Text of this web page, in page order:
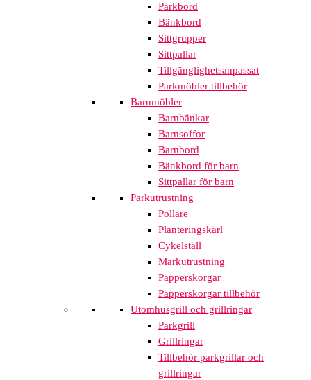
Parkbord
Bänkbord
Sittgrupper
Sittpallar
Tillgänglighetsanpassat
Parkmöbler tillbehör
Barnmöbler
Barnbänkar
Barnsoffor
Barnbord
Bänkbord för barn
Sittpallar för barn
Parkutrustning
Pollare
Planteringskärl
Cykelställ
Markutrustning
Papperskorgar
Papperskorgar tillbehör
Utomhusgrill och grillringar
Parkgrill
Grillringar
Tillbehör parkgrillar och
grillringar